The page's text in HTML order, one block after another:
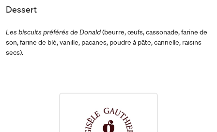
Dessert
Les biscuits préférés de Donald(beurre, œufs, cassonade, farine de
son, farine de blé, vanille, pacanes, poudre à pâte, cannelle, raisins
secs).